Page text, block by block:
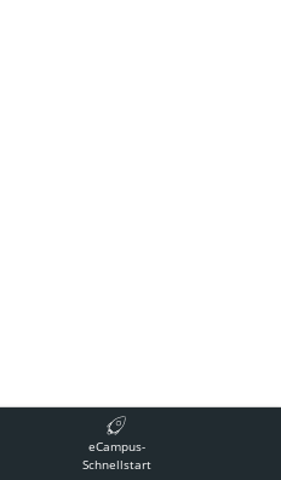
eCampus-
Schnellstart
Barrierefreiheit